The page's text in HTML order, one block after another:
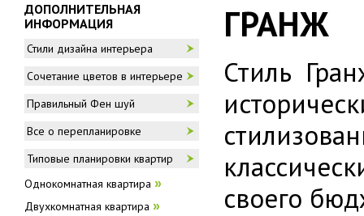
ГРАНЖ
Стиль
своего
ДОПОЛНИТЕЛЬНАЯ
ИНФОРМАЦИЯ
Стили дизайна интерьера
Сочетание цветов в интерьере
Правильный Фен шуй
Все о перепланировке
Типовые планировки квартир
Однокомнатная квартира »
Двухкомнатная квартира »